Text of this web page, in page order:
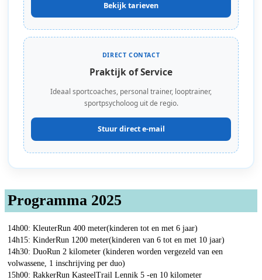
Bekijk tarieven
DIRECT CONTACT
Praktijk of Service
Ideaal sportcoaches, personal trainer, looptrainer,
sportpsycholoog uit de regio.
Stuur direct e-mail
Programma 2025
14h00: KleuterRun 400 meter(kinderen tot en met 6 jaar)
14h15: KinderRun 1200 meter(kinderen van 6 tot en met 10 jaar)
14h30: DuoRun 2 kilometer (kinderen worden vergezeld van een
volwassene, 1 inschrijving per duo)
15h00: RakkerRun KasteelTrail Lennik 5 -en 10 kilometer